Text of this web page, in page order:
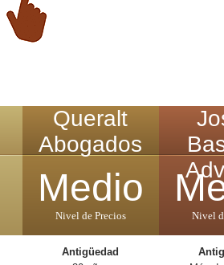
Queralt
Abogados
Medio
Nivel de Precios
Antigüedad
Nivel